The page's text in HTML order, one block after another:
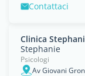
Contattaci
Clinica
Stephanie
Psicologi